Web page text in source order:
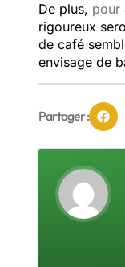
De plus, pour
rigoureux
de café
envisage de
Partager :